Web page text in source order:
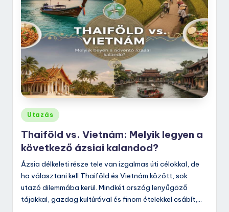
Posted
Utazás
Thaiföld vs. Vietnám: Melyik legyen a
következő ázsiai kalandod?
Ázsia délkeleti része tele van izgalmas úti célokkal, de
ha választani kell Thaiföld és Vietnám között, sok
utazó dilemmába kerül. Mindkét ország lenyűgöző
tájakkal, gazdag kultúrával és finom ételekkel csábít,…